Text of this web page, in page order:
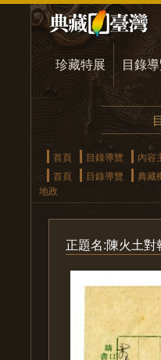
珍藏特展 目錄
首頁 目錄導覽 內容
首頁
目錄導覽 典藏
地政
正題名:陳火土